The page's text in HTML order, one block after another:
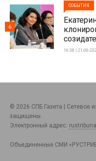
СОБЫТИЯ
16:38 | 21-06-
6
© 2026 СПБ Газета | Сетевое
защищены.
Электронный адрес:
Объединенные СМИ